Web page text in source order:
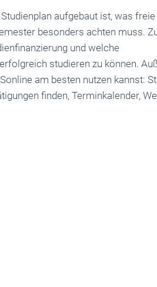
aufgebaut ist, was freie
besonders achten muss.
und welche
studieren zu können.
am besten nutzen kannst:
finden, Terminkalender,